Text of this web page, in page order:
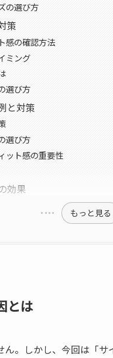
の選び方
策
感の確認方法
ミング
選び方
と対策
選び方
ット感の重要性
効果
もっと見る
とは
。しかし、今回は「